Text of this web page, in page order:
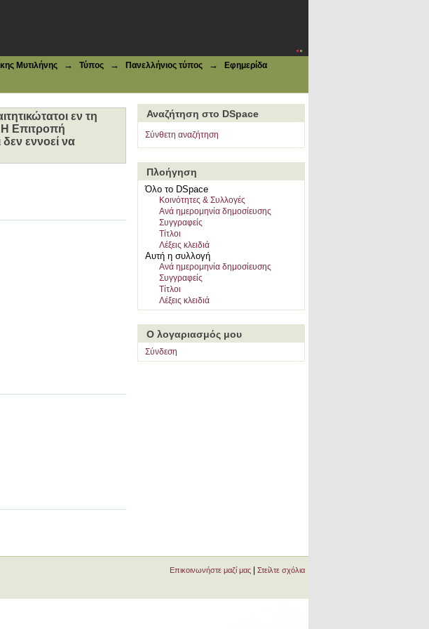
των συνόρων της Θράκης : Ο κ. Μουσσολίνι δεν
Μυτιλήνης → Τύπος → Πανελλήνιος τύπος →
Εφημερίδα
εν τη
Η Επιτροπή
εννοεί να
Αναζήτηση στο DSpace
Σύνθετη αναζήτηση
Πλοήγηση
Όλο το DSpace
Κοινότητες & Συλλογές
Ανά ημερομηνία δημοσίευσης
Συγγραφείς
Τίτλοι
Λέξεις κλειδιά
Αυτή η συλλογή
Ανά ημερομηνία δημοσίευσης
Συγγραφείς
Τίτλοι
Λέξεις κλειδιά
Ο λογαριασμός μου
Σύνδεση
Επικοινωνήστε μαζί μας Στείλτε σχόλια